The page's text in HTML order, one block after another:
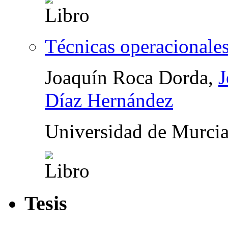
Técnicas
Joaquín Roca Dorda,
Díaz Hernández
Universidad de
Tesis